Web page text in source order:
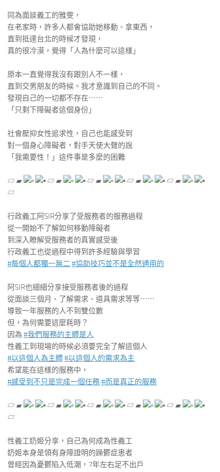
同為面談義工的雅雯，
在老家時，許多人都會協助她移動、拿東西，
直到抵達台北的時候才發現，
真的很冷漠，覺得「人為什麼可以這樣」
原本一直覺得我沒有跟別人不一樣，
直到交男朋友的時候。我才意識到自己的不同。
發現自己的一切都不存在⋯⋯
「只剩下障礙者這個身份」
社會壓抑女性追求性，自己也能感受到
對一個身心障礙者，對手天使大聲的說
「我需要性！」這件事是多麼的困難
▱ ▰
▱ ▰ ▱ ▰ ▱ ▰
▱ ▰
▱
行政義工阿SIR分享了受服務者的服務過程
從一開始不了解如何移動障礙者
到深入瞭解受服務者的真實感受後
行政義工也從過程中得到許多經驗與學習
#每個人都獨一無二#協助技巧並不是全然通用的
阿SIR也細細分享接受服務者後的過程
從面談三個月、了解需求、道具需求等等⋯⋯
導致一年服務的人不到雙位數
但，為何需要這麼耗時？
因為 #我們服務的主體是人
性義工到現場的時候必須要完全了解這個人
#以這個人為主體#以這個人的需求為主
希望能在這樣的服務中，
#感受到不只是完成一個任務#而是真正的服務
▱ ▰
▱ ▰ ▱ ▰ ▱ ▰
▱ ▰
▱
性義工奶姬分享，自己為何成為性義工
奶姬本身是領有身障證明的躁鬱症患者
曾經因為憂鬱陷入低潮，7年左右足不出戶